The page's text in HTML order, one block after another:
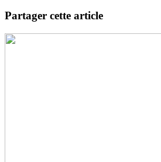
Partager cette article